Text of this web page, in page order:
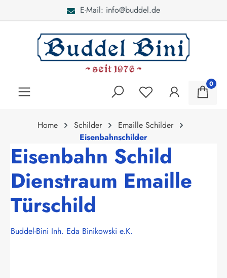
E-Mail: info@buddel.de
0
Home Schilder
Emaille Schilder
Eisenbahnschilder
Eisenbahn Schild
Dienstraum Emaille
Türschild
Buddel-Bini Inh. Eda Binikowski e.K.